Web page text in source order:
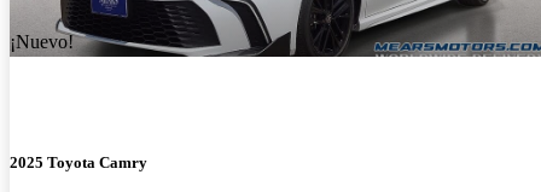
¡Nuevo!
2025 Toyota Camry